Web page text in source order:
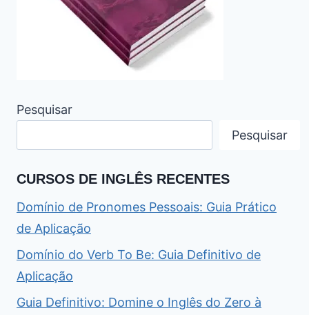
Pesquisar
Pesquisar
CURSOS DE INGLÊS RECENTES
Domínio de Pronomes Pessoais: Guia Prático
de Aplicação
Domínio do Verb To Be: Guia Definitivo de
Aplicação
Guia Definitivo: Domine o Inglês do Zero à